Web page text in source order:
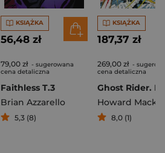
KSIĄŻKA
56,48 zł
79,00 zł - sugerowana
cena detaliczna
Faithless T.3
Brian Azzarello
5,3 (8)
KSIĄŻKA
187,37 zł
269,00 zł -
cena detaliczna
Howard Mackie
8,0 (1)